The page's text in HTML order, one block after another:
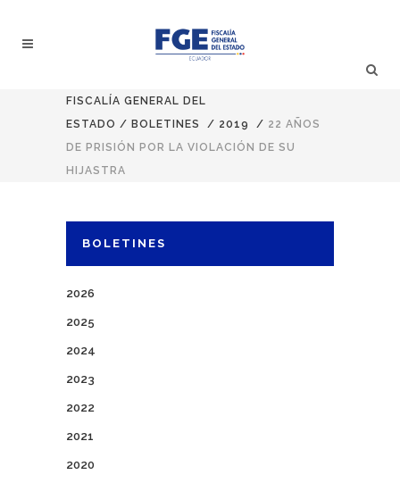
FISCALÍA GENERAL DEL
ESTADO / BOLETINES / 2019 / 22 AÑOS
DE PRISIÓN POR LA VIOLACIÓN DE SU
HIJASTRA
BOLETINES
2026
2025
2024
2023
2022
2021
2020